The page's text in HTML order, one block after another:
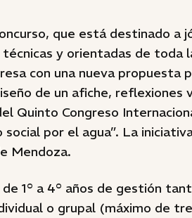
que está destinado a
y orientadas de toda
con una nueva propuesta
de un afiche, reflexiones
Quinto Congreso
social por el agua”. La
Mendoza.
de 1° a 4° años de gestión
o grupal (máximo de